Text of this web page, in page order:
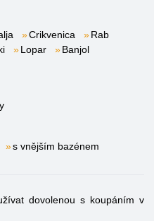
Crikvenica
Rab
Lopar
Banjol
s vnějším bazénem
dovolenou s koupáním v